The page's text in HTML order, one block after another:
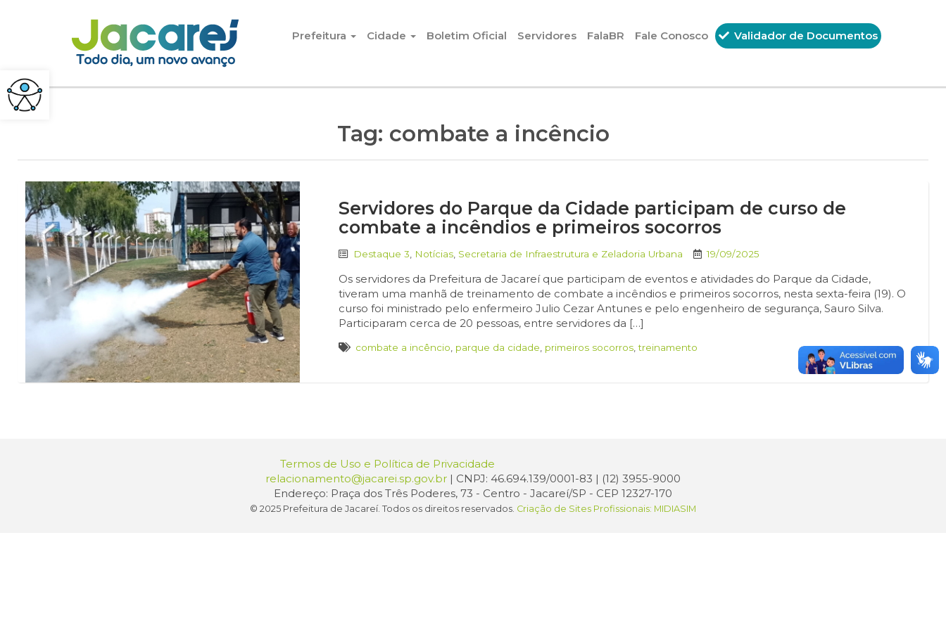
Pular para o conteúdo
Prefeitura
Cidade Boletim Oficial Servidores FalaBR Fale Conosco Validador de Documentos
Tag: combate a incêncio
Servidores do Parque da Cidade participam de curso de
combate a incêndios e primeiros socorros
Destaque 3 Notícias Secretaria de Infraestrutura e Zeladoria Urbana 19/09/2025
Os servidores da Prefeitura de Jacareí que participam de eventos e atividades do Parque da Cidade,
tiveram uma manhã de treinamento de combate a incêndios e primeiros socorros, nesta sexta-feira (19). O
curso foi ministrado pelo enfermeiro Julio Cezar Antunes e pelo engenheiro de segurança, Sauro Silva.
Participaram cerca de 20 pessoas, entre servidores da […]
combate a incêncio parque da cidade primeiros socorros ,treinamento
Termos de Uso e Política de Privacidade
relacionamento@jacarei.sp.gov.br | CNPJ: 46.694.139/0001-83 | (12) 3955-9000
Endereço: Praça dos Três Poderes, 73 - Centro - Jacareí/SP - CEP 12327-170
© 2025 Prefeitura de Jacareí. Todos os direitos reservados. Criação de Sites Profissionais: MIDIASIM